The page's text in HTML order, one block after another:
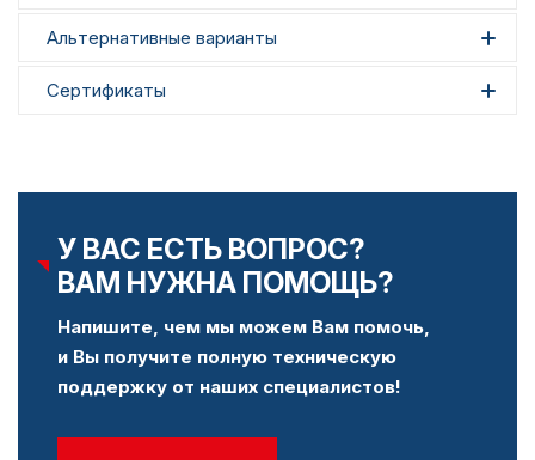
Альтернативные варианты
Сертификаты
У ВАС ЕСТЬ ВОПРОС?
ВАМ НУЖНА ПОМОЩЬ?
Напишите, чем мы можем Вам помочь,
и Вы получите полную техническую
поддержку от наших специалистов!